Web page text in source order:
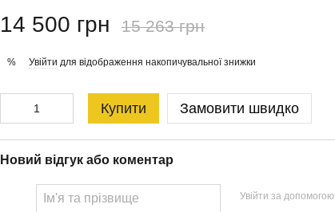
14 500 грн 15 263 грн
% Увійти для відображення накопичувальної знижки
Купити Замовити швидко
Новий відгук або коментар
Увійти за допомогою